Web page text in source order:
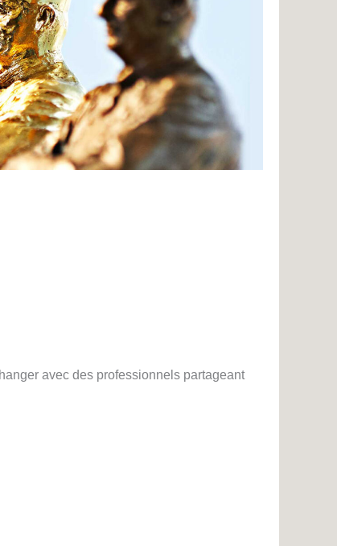
avec des professionnels partageant